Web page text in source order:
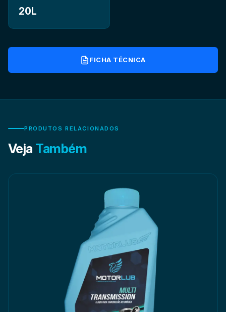
20L
FICHA TÉCNICA
PRODUTOS RELACIONADOS
Veja Também